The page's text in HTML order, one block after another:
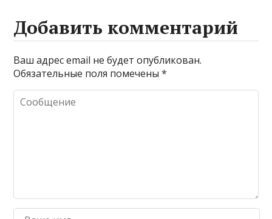
Добавить комментарий
Ваш адрес email не будет опубликован.
Обязательные поля помечены*